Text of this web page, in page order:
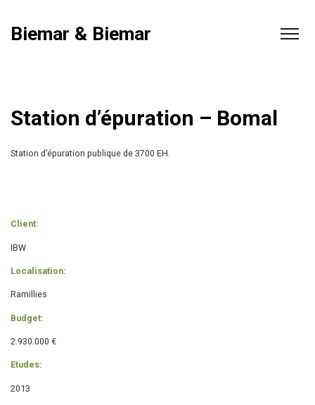
Biemar & Biemar
Station d’épuration – Bomal
Station d’épuration publique de 3700 EH.
Client:
IBW
Localisation:
Ramillies
Budget:
2.930.000 €
Etudes:
2013